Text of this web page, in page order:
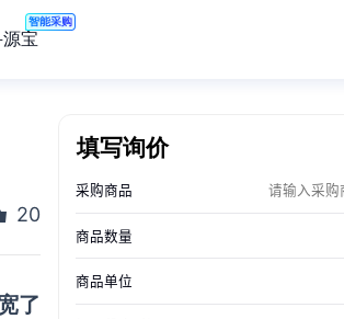
宝
智能采购
20
了
填写询价